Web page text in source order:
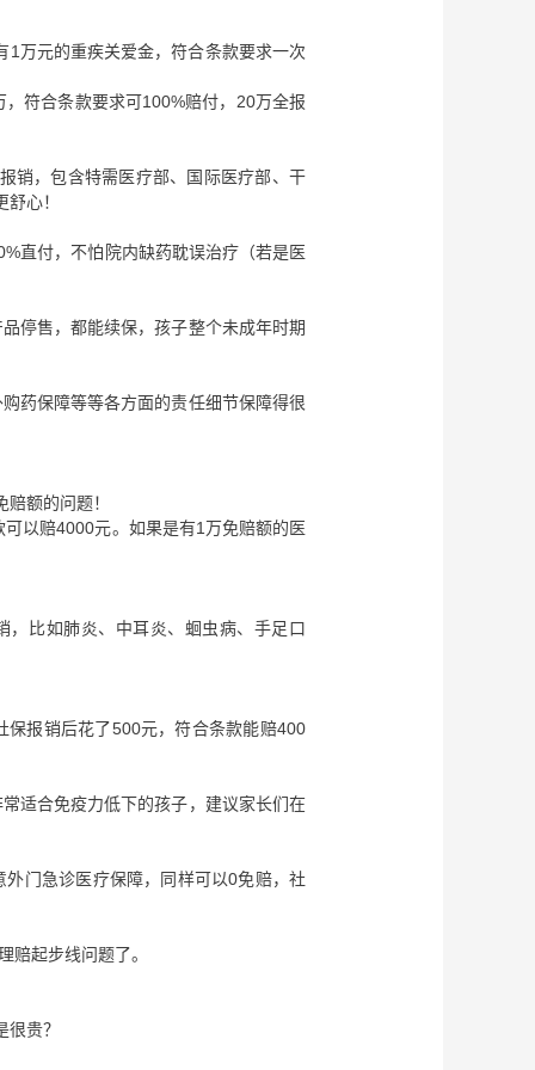
万元的重疾关爱金，符合条款要求一次
符合条款要求可100%赔付，20万全报
销，包含特需医疗部、国际医疗部、干
心！
直付，不怕院内缺药耽误治疗（若是医
停售，都能续保，孩子整个未成年时期
药保障等等各方面的责任细节保障得很
额的问题！
以赔4000元。如果是有1万免赔额的医
比如肺炎、中耳炎、蛔虫病、手足口
保报销后花了500元，符合条款能赔400
适合免疫力低下的孩子，建议家长们在
门急诊医疗保障，同样可以0免赔，社
赔起步线问题了。
贵？